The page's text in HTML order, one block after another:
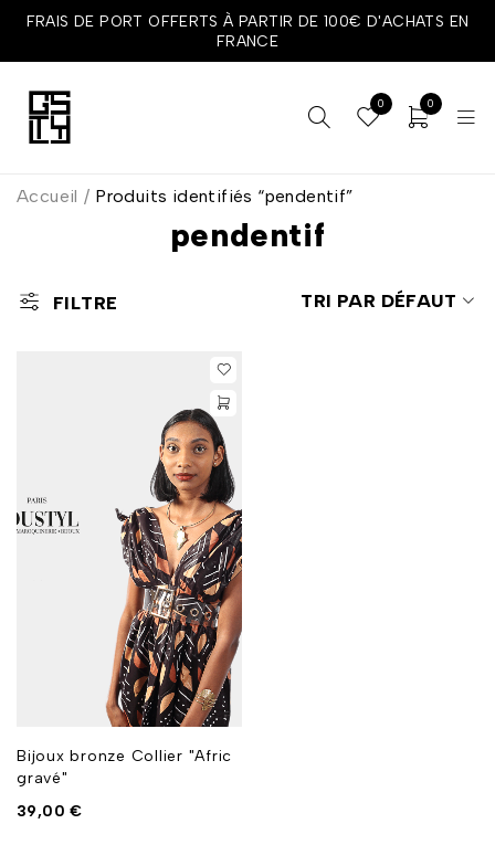
FRAIS DE PORT OFFERTS À PARTIR DE 100€ D'ACHATS EN
FRANCE
0 0
pendentif
Accueil / Produits identifiés “pendentif”
FILTRE TRI PAR DÉFAUT
Bijoux bronze Collier "Afric
gravé"
39,00€